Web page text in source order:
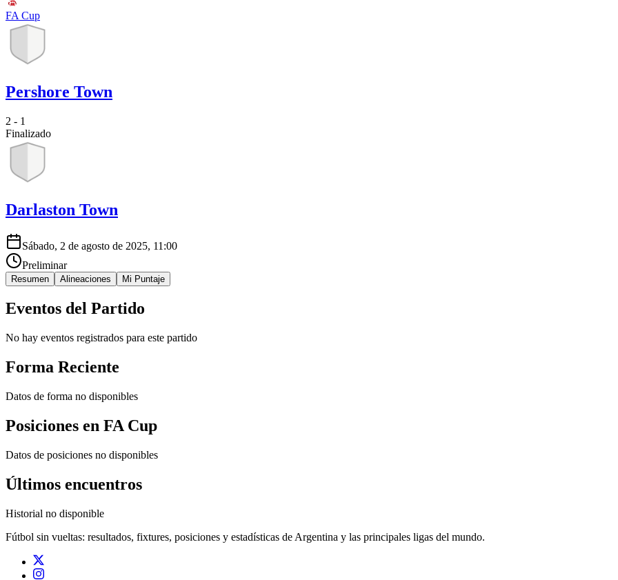
FA Cup
Pershore Town
2 - 1
Finalizado
Darlaston Town
Sábado, 2 de agosto de 2025, 11:00
Preliminar
Resumen Alineaciones Mi Puntaje
Eventos del Partido
No hay eventos registrados para este partido
Forma Reciente
Datos de forma no disponibles
Posiciones en FA Cup
Datos de posiciones no disponibles
Últimos encuentros
Historial no disponible
Fútbol sin vueltas: resultados, fixtures, posiciones y estadísticas de Argentina y las principales ligas del mundo.